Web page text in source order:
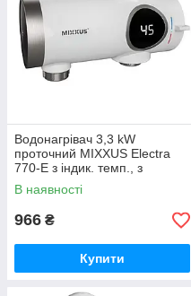
Водонагрівач 3,3 kW
проточний MIXXUS Electra
770-E з індик. темп., з
кріпленням на вилив
(MI6510)
В наявності
966 ₴
Купити